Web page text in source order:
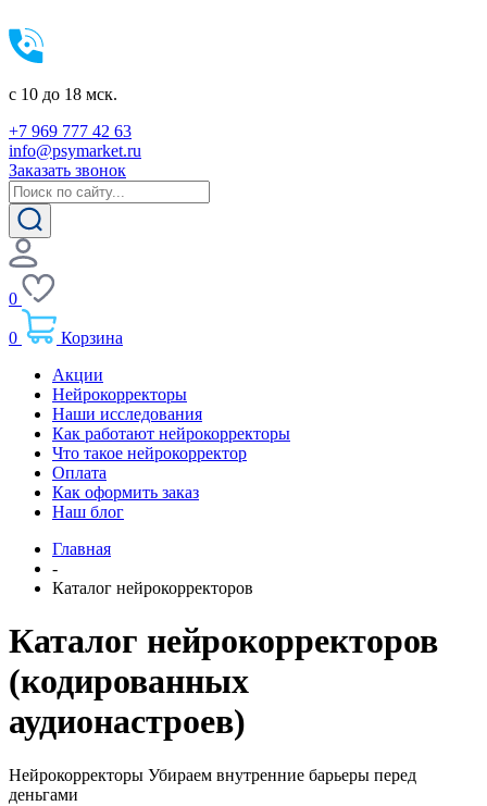
c 10 до 18 мск.
+7 969 777 42 63
info@psymarket.ru
Заказать звонок
0
0
Корзина
Акции
Нейрокорректоры
Наши исследования
Как работают нейрокорректоры
Что такое нейрокорректор
Оплата
Как оформить заказ
Наш блог
Главная
-
Каталог нейрокорректоров
Каталог нейрокорректоров
(кодированных
аудионастроев)
Нейрокорректоры Убираем внутренние барьеры перед
деньгами